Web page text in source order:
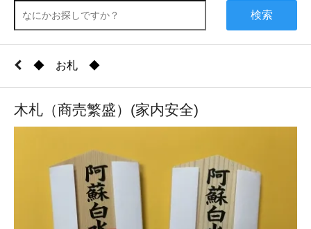
検索
◆ お札 ◆
木札（商売繁盛）(家内安全)